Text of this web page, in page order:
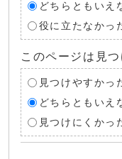
どちらともいえ
役に立たなかっ
このページは見
見つけやすかっ
どちらともいえ
見つけにくかっ